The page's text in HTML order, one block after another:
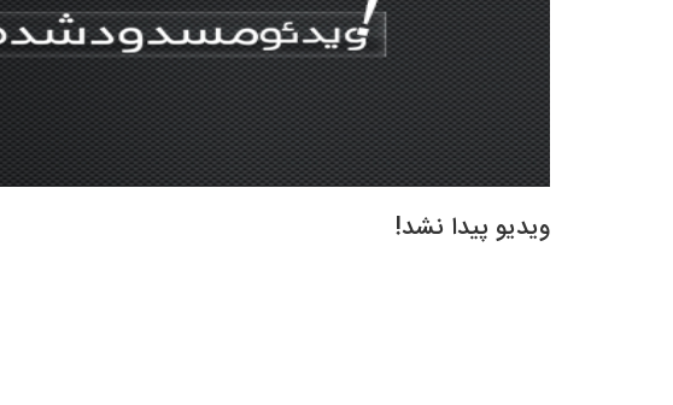
ویدیو پیدا نشد!